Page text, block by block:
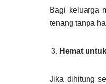
Bagi keluarga
tenang tanpa
Hemat
Jika dihitung